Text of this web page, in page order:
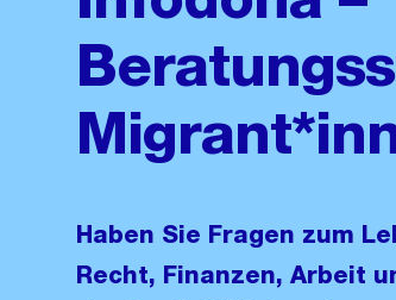
Haben Sie Fragen zum
Recht, Finanzen, Arbeit